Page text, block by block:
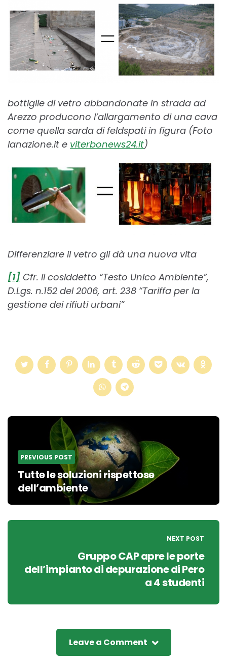
bottiglie di vetro abbandonate in strada ad
Arezzo producono l’allargamento di una cava
come quella sarda di feldspati in figura (Foto
lanazione.it e viterbonews24.it)
Differenziare il vetro gli dà una nuova vita
[1] Cfr. il cosiddetto “Testo Unico Ambiente”,
D.Lgs. n.152 del 2006, art. 238 “Tariffa per la
gestione dei rifiuti urbani”
Post
navigation
PREVIOUS POST
Tutte le soluzioni rispettose
dell’ambiente
NEXT POST
Gruppo CAP apre le porte
dell’impianto di depurazione di Pero
a 4 studenti
Leave a Comment